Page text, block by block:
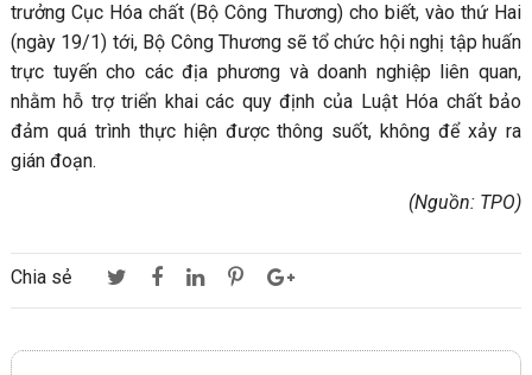
trưởng Cục Hóa chất (Bộ Công Thương) cho biết, vào thứ Hai
(ngày 19/1) tới, Bộ Công Thương sẽ tổ chức hội nghị tập huấn
trực tuyến cho các địa phương và doanh nghiệp liên quan,
nhằm hỗ trợ triển khai các quy định của Luật Hóa chất bảo
đảm quá trình thực hiện được thông suốt, không để xảy ra
gián đoạn.
(Nguồn: TPO)
Chia sẻ